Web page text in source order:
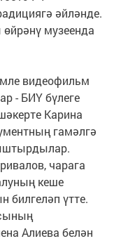
әйләнде.
музеенда
видеофильм
- БИҮ бүлеге
Карина
гамәлгә
чарага
кеше
үтте.
Алиева белән